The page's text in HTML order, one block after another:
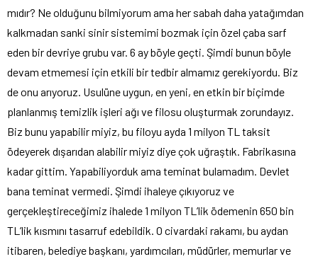
mıdır? Ne olduğunu bilmiyorum ama her sabah daha yatağımdan
kalkmadan sanki sinir sistemimi bozmak için özel çaba sarf
eden bir devriye grubu var. 6 ay böyle geçti. Şimdi bunun böyle
devam etmemesi için etkili bir tedbir almamız gerekiyordu. Biz
de onu arıyoruz. Usulüne uygun, en yeni, en etkin bir biçimde
planlanmış temizlik işleri ağı ve filosu oluşturmak zorundayız.
Biz bunu yapabilir miyiz, bu filoyu ayda 1 milyon TL taksit
ödeyerek dışarıdan alabilir miyiz diye çok uğraştık. Fabrikasına
kadar gittim. Yapabiliyorduk ama teminat bulamadım. Devlet
bana teminat vermedi. Şimdi ihaleye çıkıyoruz ve
gerçekleştireceğimiz ihalede 1 milyon TL’lik ödemenin 650 bin
TL’lik kısmını tasarruf edebildik. O civardaki rakamı, bu aydan
itibaren, belediye başkanı, yardımcıları, müdürler, memurlar ve